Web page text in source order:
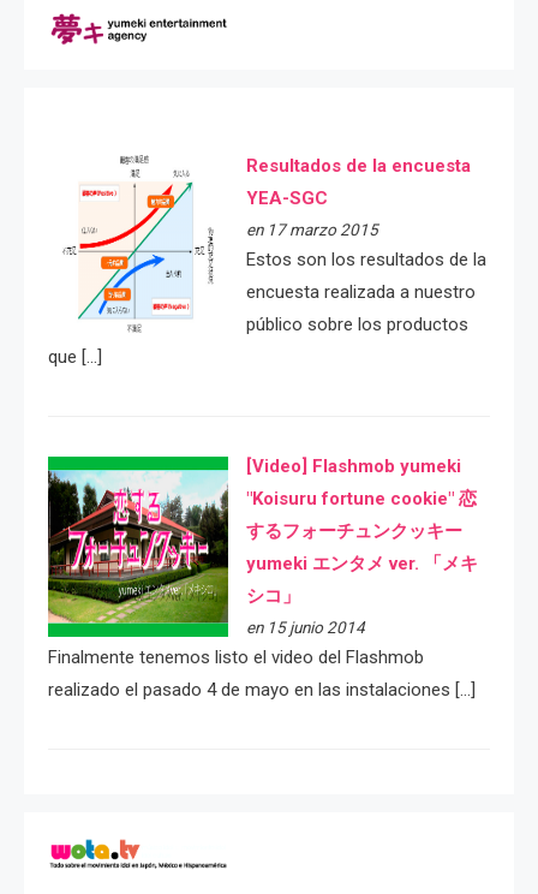
Resultados de la encuesta
YEA-SGC
en 17 marzo 2015
Estos son los resultados de la
encuesta realizada a nuestro
público sobre los productos
que […]
[Video] Flashmob yumeki
"Koisuru fortune cookie" 恋
するフォーチュンクッキー
yumeki エンタメ ver. 「メキ
シコ」
en 15 junio 2014
Finalmente tenemos listo el video del Flashmob
realizado el pasado 4 de mayo en las instalaciones […]